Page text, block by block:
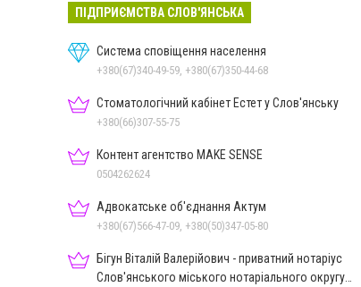
ПІДПРИЄМСТВА СЛОВ'ЯНСЬКА
Система сповіщення населення
+380(67)340-49-59, +380(67)350-44-68
Стоматологічний кабінет Естет у Слов'янську
+380(66)307-55-75
Контент агентство MAKE SENSE
0504262624
Адвокатське об'єднання Актум
+380(67)566-47-09, +380(50)347-05-80
Бігун Віталій Валерійович - приватний нотаріус
Слов'янського міського нотаріального округу